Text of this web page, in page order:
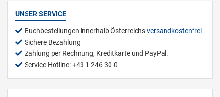
UNSER SERVICE
Buchbestellungen innerhalb Österreichsversandkostenfrei
Sichere Bezahlung
Zahlung per Rechnung, Kreditkarte und PayPal.
Service Hotline: +43 1 246 30-0